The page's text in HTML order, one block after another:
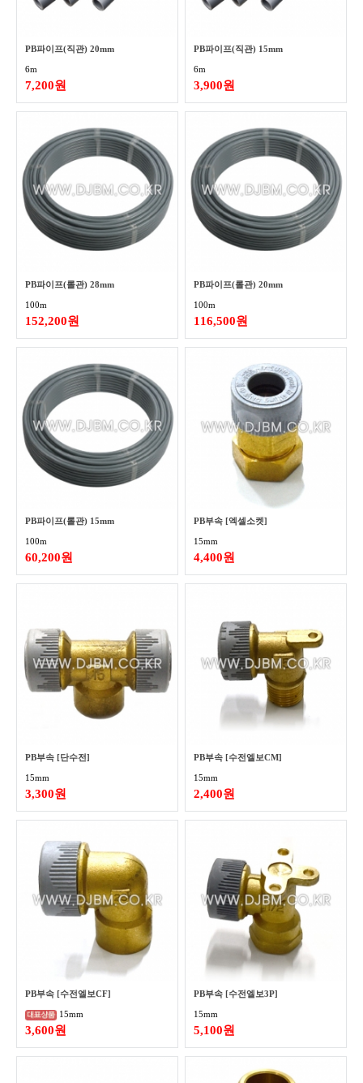
PB파이프(직관) 20mm
6m
7,200원
PB파이프(직관) 15mm
6m
3,900원
PB파이프(롤관) 28mm
100m
152,200원
PB파이프(롤관) 20mm
100m
116,500원
PB파이프(롤관) 15mm
100m
60,200원
PB부속 [엑셀소켓]
15mm
4,400원
PB부속 [단수전]
15mm
3,300원
PB부속 [수전엘보CM]
15mm
2,400원
PB부속 [수전엘보CF]
15mm
3,600원
PB부속 [수전엘보3P]
15mm
5,100원